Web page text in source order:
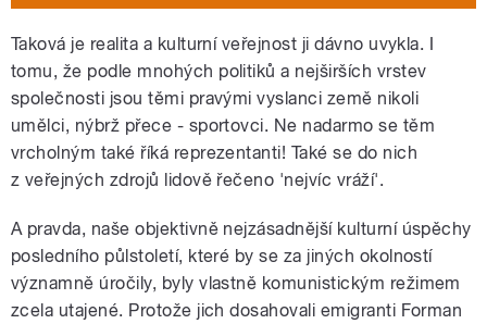
Taková je realita a kulturní veřejnost ji dávno uvykla. I
tomu, že podle mnohých politiků a nejširších vrstev
společnosti jsou těmi pravými vyslanci země nikoli
umělci, nýbrž přece - sportovci. Ne nadarmo se těm
vrcholným také říká reprezentanti! Také se do nich
z veřejných zdrojů lidově řečeno 'nejvíc vráží'.
A pravda, naše objektivně nejzásadnější kulturní úspěchy
posledního půlstoletí, které by se za jiných okolností
významně úročily, byly vlastně komunistickým režimem
zcela utajené. Protože jich dosahovali emigranti Forman